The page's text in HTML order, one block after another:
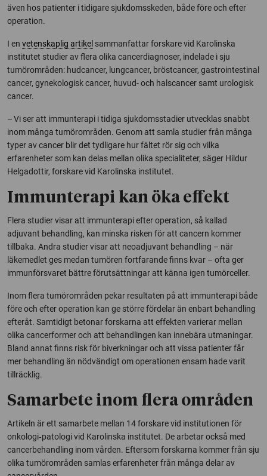
även hos patienter i tidigare sjukdomsskeden, både före och efter
operation.
I en vetenskaplig artikel sammanfattar forskare vid Karolinska
institutet studier av flera olika cancerdiagnoser, indelade i sju
tumörområden: hudcancer, lungcancer, bröstcancer, gastrointestinal
cancer, gynekologisk cancer, huvud- och halscancer samt urologisk
cancer.
– Vi ser att immunterapi i tidiga sjukdomsstadier utvecklas snabbt
inom många tumörområden. Genom att samla studier från många
typer av cancer blir det tydligare hur fältet rör sig och vilka
erfarenheter som kan delas mellan olika specialiteter, säger Hildur
Helgadottir, forskare vid Karolinska institutet.
Immunterapi kan öka effekt
Flera studier visar att immunterapi efter operation, så kallad
adjuvant behandling, kan minska risken för att cancern kommer
tillbaka. Andra studier visar att neoadjuvant behandling – när
läkemedlet ges medan tumören fortfarande finns kvar – ofta ger
immunförsvaret bättre förutsättningar att känna igen tumörceller.
Inom flera tumörområden pekar resultaten på att immunterapi både
före och efter operation kan ge större fördelar än enbart behandling
efteråt. Samtidigt betonar forskarna att effekten varierar mellan
olika cancerformer och att behandlingen kan innebära utmaningar.
Bland annat finns risk för biverkningar och att vissa patienter får
mer behandling än nödvändigt om operationen ensam hade varit
tillräcklig.
Samarbete inom flera områden
Artikeln är ett samarbete mellan 14 forskare vid institutionen för
onkologi‑patologi vid Karolinska institutet. De arbetar också med
cancerbehandling inom vården. Eftersom forskarna kommer från sju
olika tumörområden samlas erfarenheter från många delar av